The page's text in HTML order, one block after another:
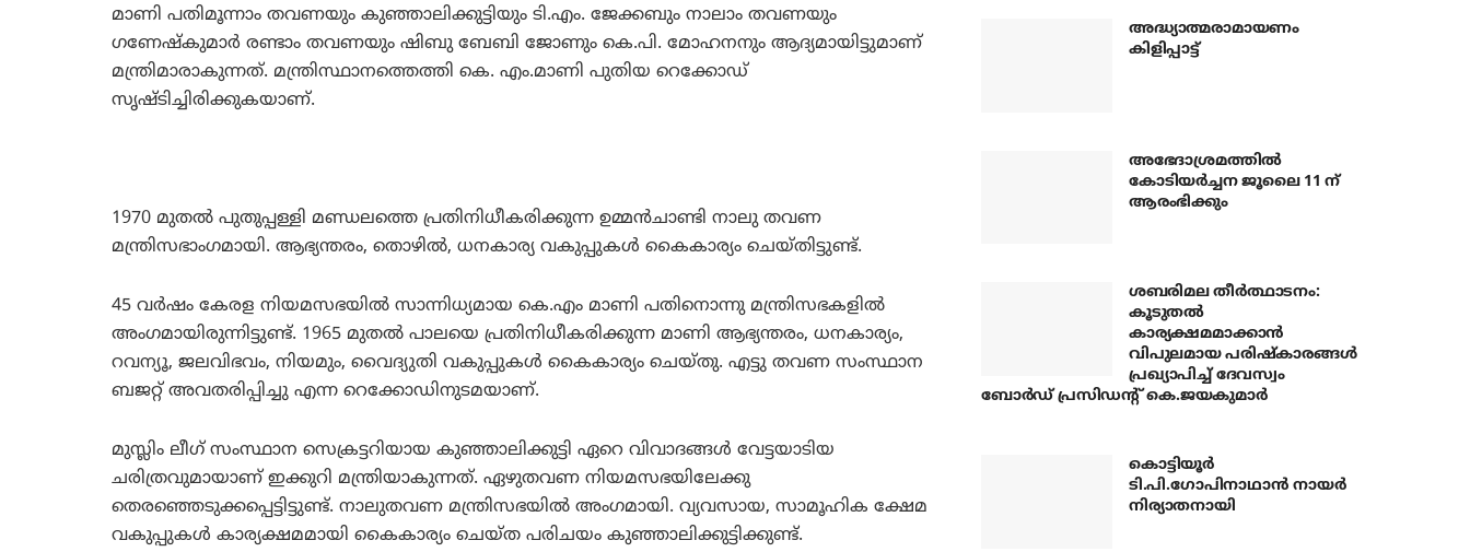
മാണി പതിമൂന്നാം തവണയും കുഞ്ഞാലിക്കുട്ടിയും ടി.എം. ജേക്കബും നാലാം തവണയും
ഗണേഷ്‌കുമാര്‍ രണ്ടാം തവണയും ഷിബു ബേബി ജോണും കെ.പി. മോഹനനും ആദ്യമായിട്ടുമാണ്
മന്ത്രിമാരാകുന്നത്. മന്ത്രിസ്ഥാനത്തെത്തി കെ. എം.മാണി പുതിയ റെക്കോഡ്
സൃഷ്ടിച്ചിരിക്കുകയാണ്.
1970 മുതല്‍ പുതുപ്പള്ളി മണ്ഡലത്തെ പ്രതിനിധീകരിക്കുന്ന ഉമ്മന്‍‌ചാണ്ടി നാലു തവണ
മന്ത്രിസഭാംഗമായി. ആഭ്യന്തരം, തൊഴില്‍, ധനകാര്യ വകുപ്പുകള്‍ കൈകാര്യം ചെയ്തിട്ടുണ്ട്.
45 വര്‍ഷം കേരള നിയമസഭയില്‍ സാന്നിധ്യമായ കെ.എം മാണി പതിനൊന്നു മന്ത്രിസഭകളില്‍
അംഗമായിരുന്നിട്ടുണ്ട്. 1965 മുതല്‍ പാലയെ പ്രതിനിധീകരിക്കുന്ന മാണി ആഭ്യന്തരം, ധനകാര്യം,
റവന്യൂ, ജലവിഭവം, നിയമും, വൈദ്യുതി വകുപ്പുകള്‍ കൈകാര്യം ചെയ്തു. എട്ടു തവണ സംസ്ഥാന
ബജറ്റ് അവതരിപ്പിച്ചു എന്ന റെക്കോഡിനുടമയാണ്.
മുസ്ലിം ലീഗ് സംസ്ഥാന സെക്രട്ടറിയായ കുഞ്ഞാലിക്കുട്ടി ഏറെ വിവാദങ്ങള്‍ വേട്ടയാടിയ
ചരിത്രവുമായാണ് ഇക്കുറി മന്ത്രിയാകുന്നത്. ഏഴുതവണ നിയമസഭയിലേക്കു
തെരഞ്ഞെടുക്കപ്പെട്ടിട്ടുണ്ട്. നാലുതവണ മന്ത്രിസഭയില്‍ അംഗമായി. വ്യവസായ, സാമൂഹിക ക്ഷേമ
വകുപ്പുകള്‍ കാര്യക്ഷമമായി കൈകാര്യം ചെയ്ത പരിചയം കുഞ്ഞാലിക്കുട്ടിക്കുണ്ട്.
അദ്ധ്യാത്മരാമായണം
കിളിപ്പാട്ട്
അഭേദാശ്രമത്തില്‍
കോടിയര്‍ച്ചന ജൂലൈ 11 ന്
ആരംഭിക്കും
ശബരിമല തീര്‍ത്ഥാടനം:
കൂടുതല്‍
കാര്യക്ഷമമാക്കാന്‍
വിപുലമായ പരിഷ്‌കാരങ്ങള്‍
പ്രഖ്യാപിച്ച് ദേവസ്വം
ബോര്‍ഡ് പ്രസിഡന്റ് കെ.ജയകുമാര്‍
കൊട്ടിയൂര്‍
ടി.പി.ഗോപിനാഥാന്‍ നായര്‍
നിര്യാതനായി